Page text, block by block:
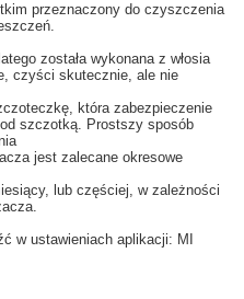
przeznaczony do czyszczenia
została wykonana z włosia
, czyści skutecznie, ale nie
którazabezpieczenie
szczotką. Prostszy sposób
jest zalecane okresowe
, lub częściej, w zależności
w ustawieniach aplikacji: MI